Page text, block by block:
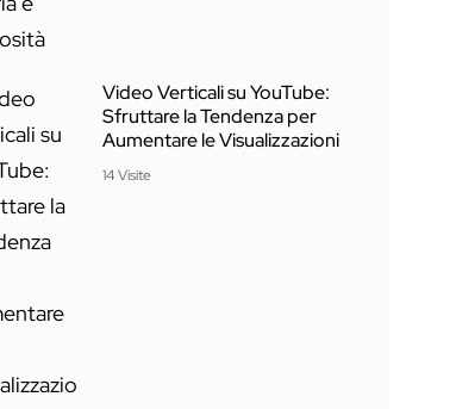
Video Verticali su YouTube:
Sfruttare la Tendenza per
Aumentare le Visualizzazioni
14 Visite